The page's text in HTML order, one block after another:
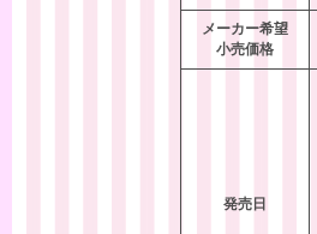
メーカー希望
小売価格
発売日